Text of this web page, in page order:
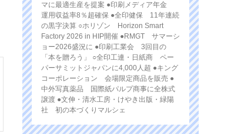
マに最適生産を提案 ●印刷メディア年金
運用収益率8％超確保 ●全印健保 11年連続
の黒字決算 ○ホリゾン Horizon Smart
Factory 2026 in HIP開催 ●RMGT サマーシ
ョー2026盛況に ●印刷工業会 3回目の
「本を贈ろう」 ○全印工連・日紙商 ペー
パーサミットジャパンに4,000人超 ●キング
コーポレーション 会場限定商品を販売 ●
中外写真薬品 国際紙パルプ商事に全株式
譲渡 ●文伸・清水工房・けやき出版・緑陽
社 初の本づくりマルシェ